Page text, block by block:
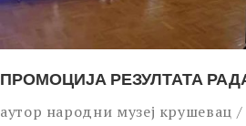
ПРОМОЦИЈА РЕЗУЛТАТА
аутор народни музеј крушевац